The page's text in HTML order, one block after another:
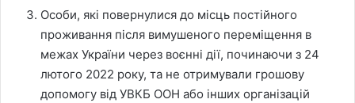
Особи, які повернулися до місць постійного
проживання після вимушеного переміщення в
межах України через воєнні дії, починаючи з 24
лютого 2022 року, та не отримували грошову
допомогу від УВКБ ООН або інших організацій